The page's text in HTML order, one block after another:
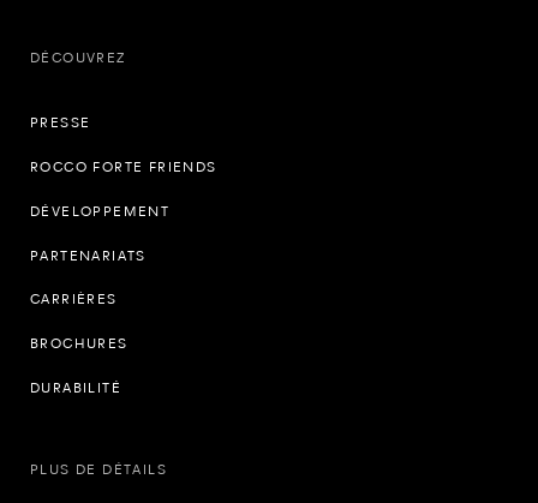
DÉCOUVREZ
PRESSE
ROCCO FORTE FRIENDS
DÉVELOPPEMENT
PARTENARIATS
CARRIÈRES
BROCHURES
DURABILITÉ
PLUS DE DÉTAILS